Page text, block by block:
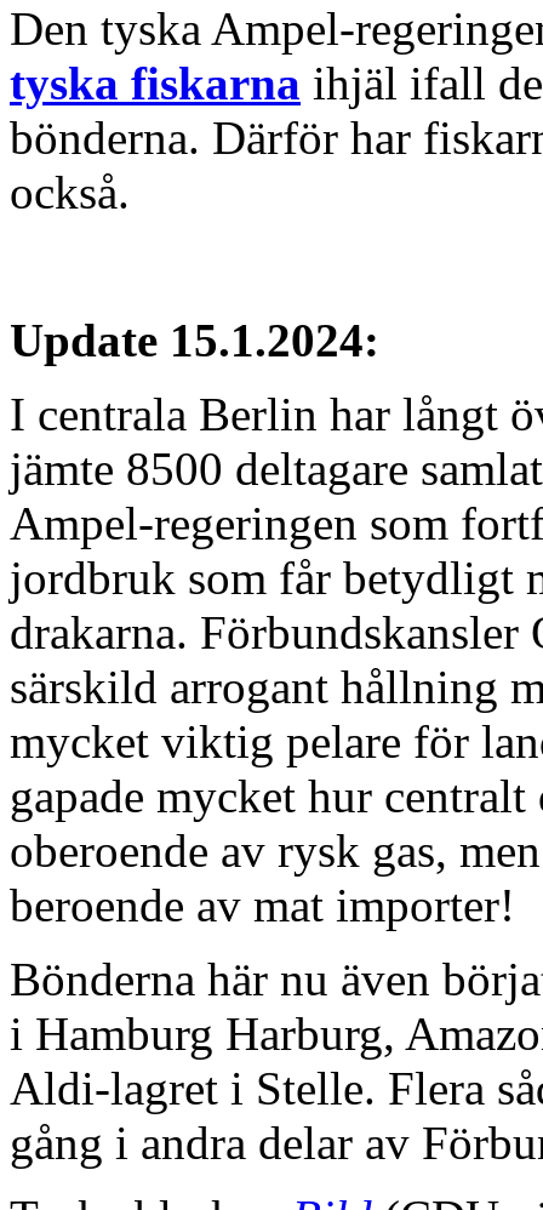
Den tyska Ampel-
tyska fiskarna ihjäl ifall
bönderna. Därför har
också.
Update 15.1.2024:
I centrala Berlin har långt
jämte 8500 deltagare
Ampel-regeringen som
jordbruk som får betydligt
drakarna. Förbundskansler
särskild arrogant hållning
mycket viktig pelare för
gapade mycket hur
oberoende av rysk gas,
beroende av mat importer!
Bönderna här nu även
i Hamburg Harburg,
Aldi-lagret i Stelle. Flera
gång i andra delar av